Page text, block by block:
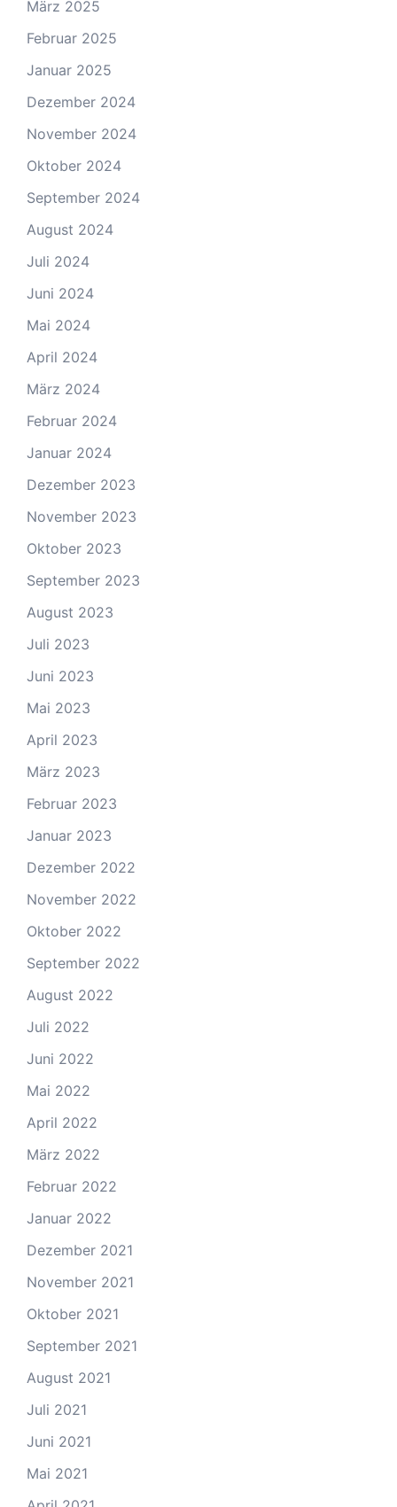
März 2025
Februar 2025
Januar 2025
Dezember 2024
November 2024
Oktober 2024
September 2024
August 2024
Juli 2024
Juni 2024
Mai 2024
April 2024
März 2024
Februar 2024
Januar 2024
Dezember 2023
November 2023
Oktober 2023
September 2023
August 2023
Juli 2023
Juni 2023
Mai 2023
April 2023
März 2023
Februar 2023
Januar 2023
Dezember 2022
November 2022
Oktober 2022
September 2022
August 2022
Juli 2022
Juni 2022
Mai 2022
April 2022
März 2022
Februar 2022
Januar 2022
Dezember 2021
November 2021
Oktober 2021
September 2021
August 2021
Juli 2021
Juni 2021
Mai 2021